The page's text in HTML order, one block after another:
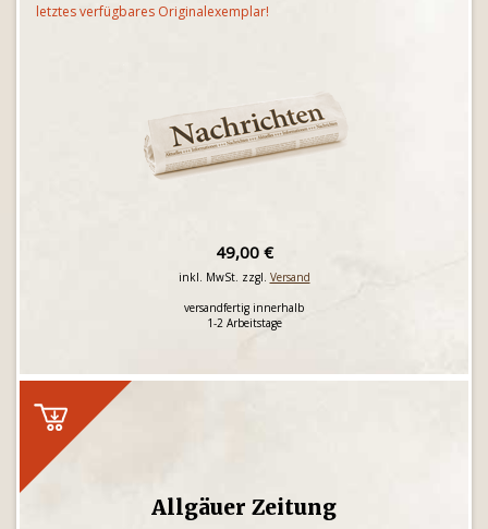
letztes verfügbares Originalexemplar!
49,00 €
inkl. MwSt. zzgl. Versand
versandfertig innerhalb
1-2 Arbeitstage
Allgäuer Zeitung